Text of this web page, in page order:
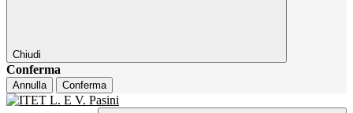
Chiudi
Conferma
Annulla Conferma